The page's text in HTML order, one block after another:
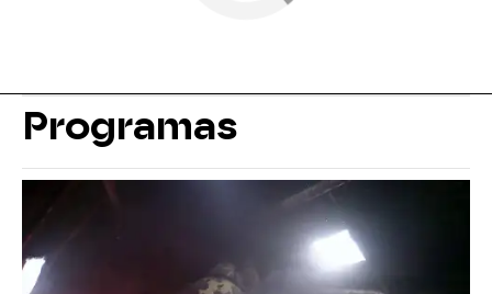
Programas